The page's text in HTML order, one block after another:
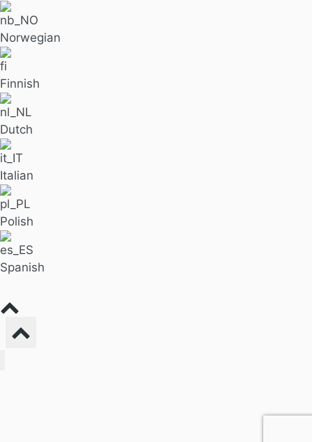
Norwegian
Finnish
Dutch
Italian
Polish
Spanish